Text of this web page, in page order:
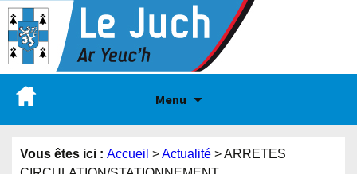
Menu
Vous êtes ici : Accueil >Actualité >ARRETES